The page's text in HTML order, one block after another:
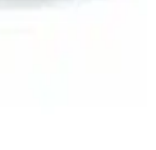
teknolojisi pil
optimizasyonları
belirliyor.
Modem Ara